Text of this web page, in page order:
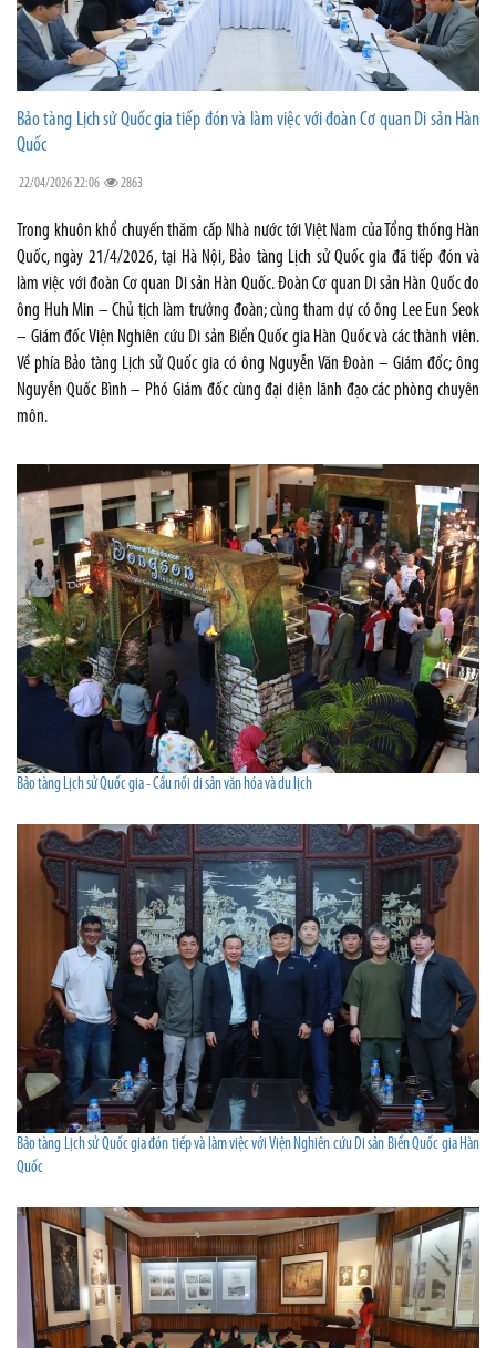
Bảo tàng Lịch sử Quốc gia tiếp đón và làm việc với đoàn Cơ quan Di sản Hàn
Quốc
22/04/2026 22:06 2863
Trong khuôn khổ chuyến thăm cấp Nhà nước tới Việt Nam của Tổng thống Hàn
Quốc, ngày 21/4/2026, tại Hà Nội, Bảo tàng Lịch sử Quốc gia đã tiếp đón và
làm việc với đoàn Cơ quan Di sản Hàn Quốc. Đoàn Cơ quan Di sản Hàn Quốc do
ông Huh Min – Chủ tịch làm trưởng đoàn; cùng tham dự có ông Lee Eun Seok
– Giám đốc Viện Nghiên cứu Di sản Biển Quốc gia Hàn Quốc và các thành viên.
Về phía Bảo tàng Lịch sử Quốc gia có ông Nguyễn Văn Đoàn – Giám đốc; ông
Nguyễn Quốc Bình – Phó Giám đốc cùng đại diện lãnh đạo các phòng chuyên
môn.
Bảo tàng Lịch sử Quốc gia - Cầu nối di sản văn hóa và du lịch
Bảo tàng Lịch sử Quốc gia đón tiếp và làm việc với Viện Nghiên cứu Di sản Biển Quốc gia Hàn
Quốc